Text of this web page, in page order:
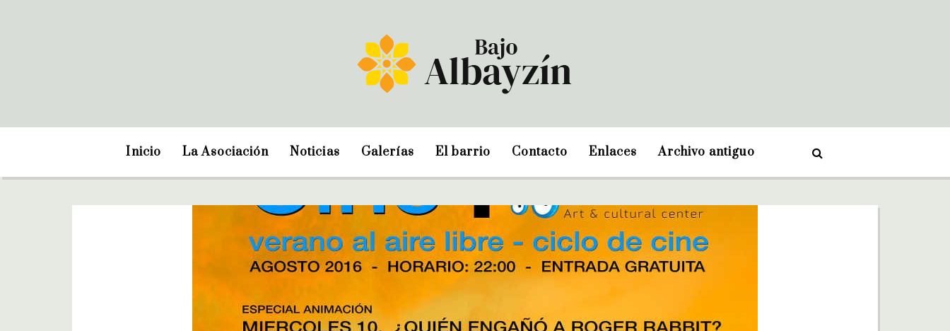
Inicio La Asociación Noticias Galerías El barrio Contacto Enlaces Archivo antiguo